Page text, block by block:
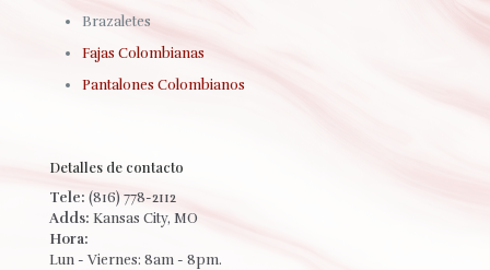
Brazaletes
Fajas Colombianas
Pantalones Colombianos
Detalles de contacto
Tele: (816) 778-2112
Adds: Kansas City, MO
Hora:
Lun - Viernes: 8am - 8pm.